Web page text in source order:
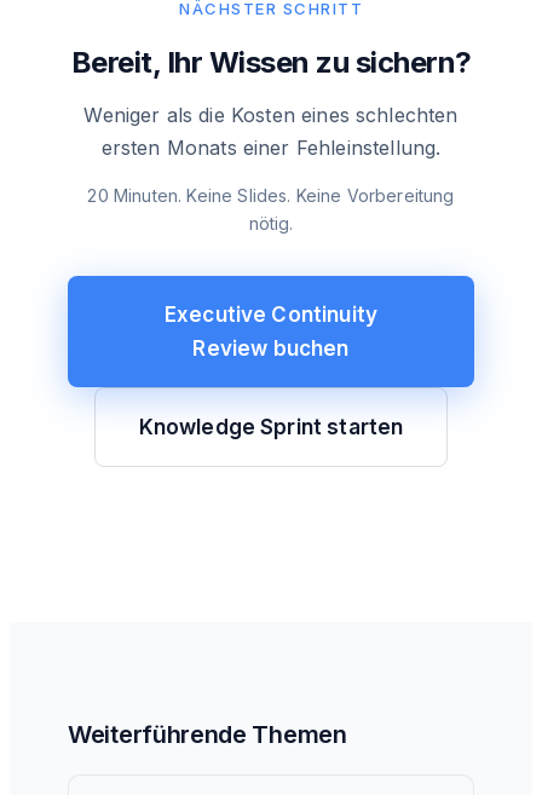
NÄCHSTER SCHRITT
Bereit, Ihr Wissen zu sichern?
Weniger als die Kosten eines schlechten
ersten Monats einer Fehleinstellung.
20 Minuten. Keine Slides. Keine Vorbereitung
nötig.
Executive Continuity
Review buchen
Knowledge Sprint starten
Weiterführende Themen